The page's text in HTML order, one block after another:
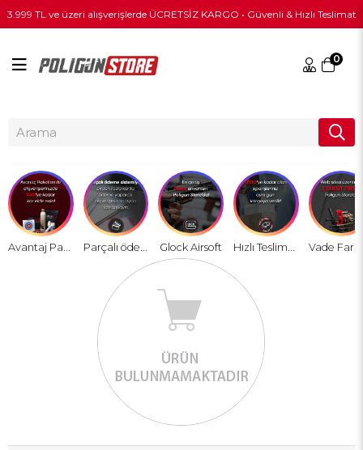
3.999 TL ve üzeri alışverişlerde ÜCRETSİZ KARGO • Güvenli & Hızlı Teslimat
0
Glock Airsoft